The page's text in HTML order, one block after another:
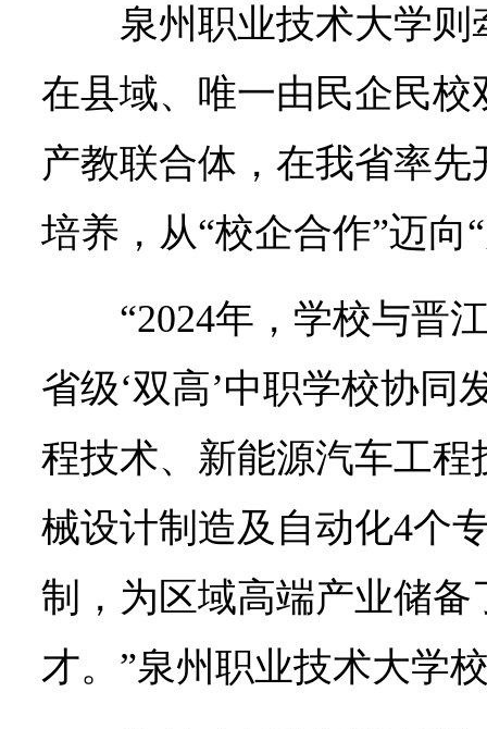
泉州职业技术大学
在县域、唯一由民企民
产教联合体，在我省率先
培养，从“校企合作”迈向
“2024年，学校与晋
省级‘双高’中职学校协同
程技术、新能源汽车工
械设计制造及自动化4个
制，为区域高端产业储
才。”泉州职业技术大学